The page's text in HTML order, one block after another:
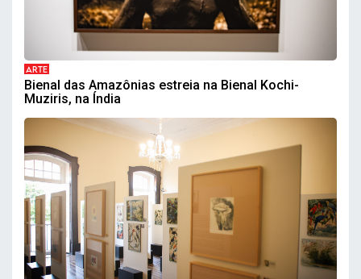
ARTE
Bienal das Amazônias estreia na Bienal Kochi-
Muziris, na Índia